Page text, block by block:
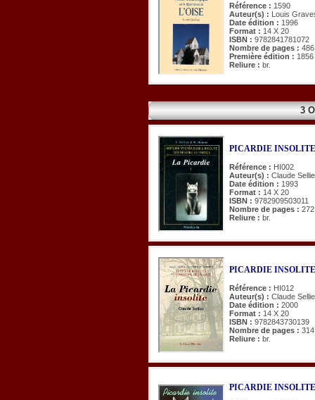
Référence : 1590
Auteur(s) : Louis
Date édition : 1996
Format : 14 X 20
ISBN : 9782841781072
Nombre de pages : 486
Première édition : 1856
Reliure : br.
3
PICARDIE
Référence : HI002
Auteur(s) : Claude
Date édition : 1993
Format : 14 X 20
ISBN : 9782909503011
Nombre de pages : 272
Reliure : br.
PICARDIE
Référence : HI012
Auteur(s) : Claude
Date édition : 2000
Format : 14 X 20
ISBN : 9782843730139
Nombre de pages : 314
Reliure : br.
PICARDIE